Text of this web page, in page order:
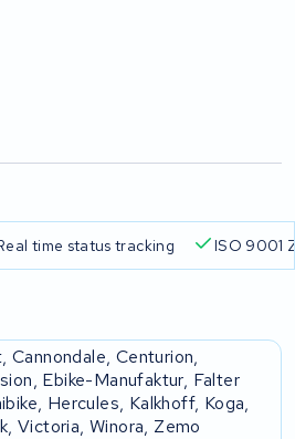
time status tracking ISO 9001
Centurion,
Ebike-Manufaktur, Falter
Hercules, Kalkhoff, Koga,
Victoria, Winora, Zemo